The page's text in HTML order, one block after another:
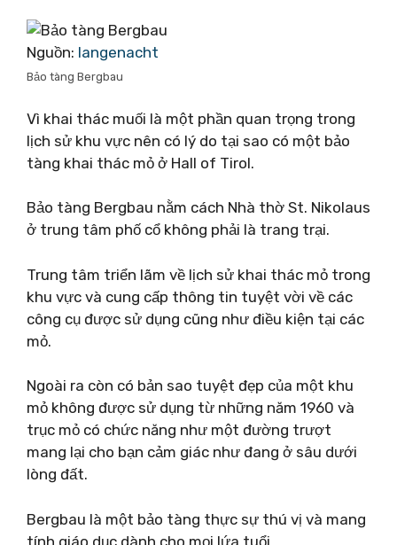
Nguồn: langenacht
Bảo tàng Bergbau
Vì khai thác muối là một phần quan trọng trong
lịch sử khu vực nên có lý do tại sao có một bảo
tàng khai thác mỏ ở Hall of Tirol.
Bảo tàng Bergbau nằm cách Nhà thờ St. Nikolaus
ở trung tâm phố cổ không phải là trang trại.
Trung tâm triển lãm về lịch sử khai thác mỏ trong
khu vực và cung cấp thông tin tuyệt vời về các
công cụ được sử dụng cũng như điều kiện tại các
mỏ.
Ngoài ra còn có bản sao tuyệt đẹp của một khu
mỏ không được sử dụng từ những năm 1960 và
trục mỏ có chức năng như một đường trượt
mang lại cho bạn cảm giác như đang ở sâu dưới
lòng đất.
Bergbau là một bảo tàng thực sự thú vị và mang
tính giáo dục dành cho mọi lứa tuổi.